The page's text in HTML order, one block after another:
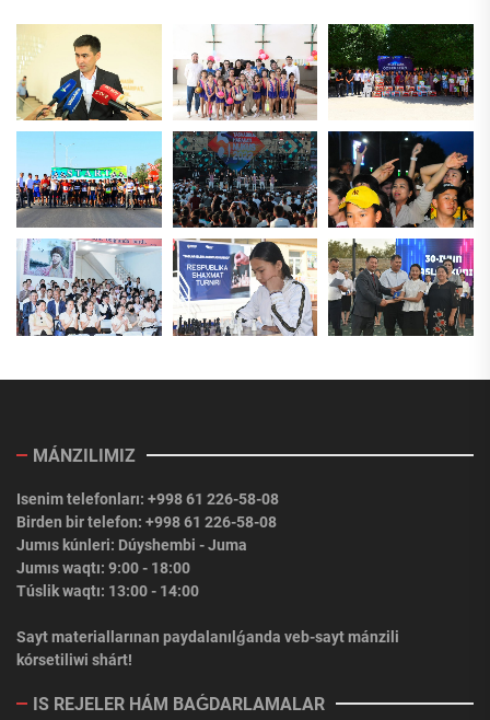
MÁNZILIMIZ
Isenim telefonları: +998 61 226-58-08
Birden bir telefon: +998 61 226-58-08
Jumıs kúnleri: Dúyshembi - Juma
Jumıs waqtı: 9:00 - 18:00
Túslik waqtı: 13:00 - 14:00
Sayt materiallarınan paydalanılǵanda veb-sayt mánzili
kórsetiliwi shárt!
IS REJELER HÁM BAǴDARLAMALAR